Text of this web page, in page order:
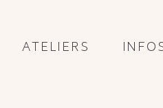
ATELIERS